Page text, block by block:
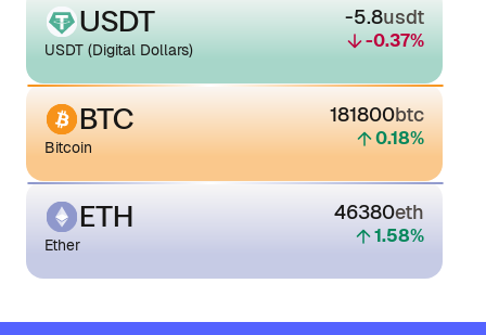
USDT
USDT (Digital Dollars)
-5.8usdt
-0.37%
BTC
Bitcoin
181800btc
0.18%
ETH
Ether
46380eth
1.58%